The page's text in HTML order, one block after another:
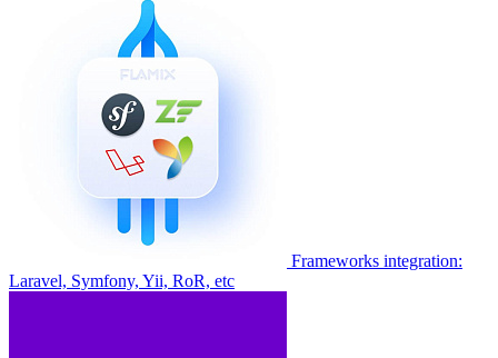
Frameworks integration:
Laravel, Symfony, Yii, RoR, etc